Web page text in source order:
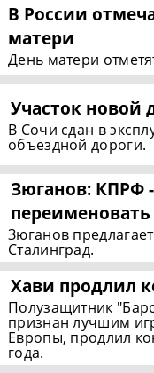
В России
матери
День матери
Участок новой
В Сочи сдан в
объездной дороги.
Зюганов: КПРФ
переименовать
Зюганов
Сталинград.
Хави продлил
Полузащитник
признан лучшим
Европы, продлил
года.